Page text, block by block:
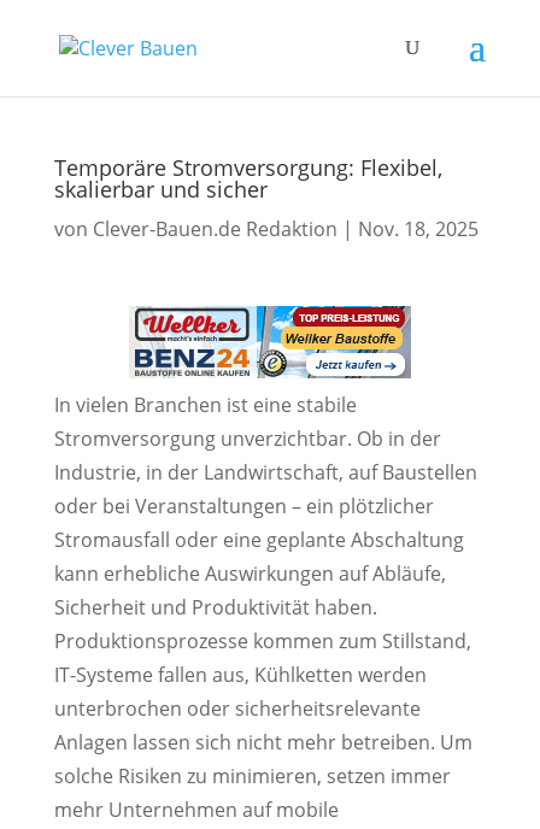
Temporäre Stromversorgung: Flexibel,
skalierbar und sicher
von Clever-Bauen.de Redaktion | Nov. 18, 2025
In vielen Branchen ist eine stabile
Stromversorgung unverzichtbar. Ob in der
Industrie, in der Landwirtschaft, auf Baustellen
oder bei Veranstaltungen – ein plötzlicher
Stromausfall oder eine geplante Abschaltung
kann erhebliche Auswirkungen auf Abläufe,
Sicherheit und Produktivität haben.
Produktionsprozesse kommen zum Stillstand,
IT-Systeme fallen aus, Kühlketten werden
unterbrochen oder sicherheitsrelevante
Anlagen lassen sich nicht mehr betreiben. Um
solche Risiken zu minimieren, setzen immer
mehr Unternehmen auf mobile